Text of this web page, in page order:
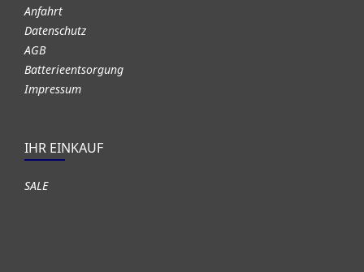
Anfahrt
Datenschutz
AGB
Batterieentsorgung
Impressum
IHR EINKAUF
SALE